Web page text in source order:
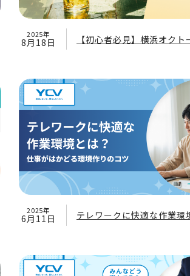
2025年
8月18日 【初心者必見】横浜オク
2025年
6月11日 テレワークに快適な作業